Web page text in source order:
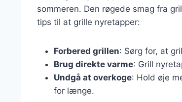
sommeren. Den røgede smag fra
tips til at grille nyretapper:
Forbered grillen: Sørg for, at
Brug direkte varme: Grill
Undgå at overkoge: Hold øje
for længe.